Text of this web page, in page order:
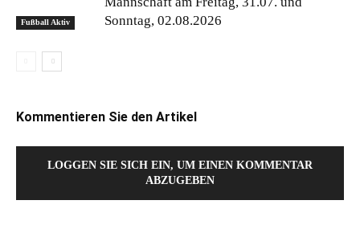
Fußball Aktiv
Sonntag, 02.08.2026
Kommentieren Sie den Artikel
LOGGEN SIE SICH EIN, UM EINEN KOMMENTAR
ABZUGEBEN